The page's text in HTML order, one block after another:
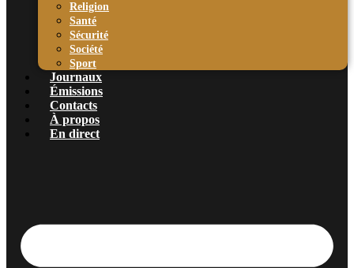
Religion
Santé
Sécurité
Société
Sport
Journaux
Émissions
Contacts
À propos
En direct